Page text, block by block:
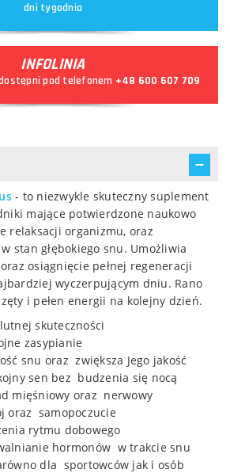
dni tygodnia
INFOLINIA
pod telefonem +48 600 607 709
- to niezwykle skuteczny suplement
mające potwierdzone naukowo
relaksacji organizmu, oraz
stan głębokiego snu. Umożliwia
osiągnięcie pełnej regeneracji
wyczerpującym dniu. Rano
i pełen energii na kolejny dzień.
skuteczności
zasypianie
snu oraz zwiększa Jego jakość
sen bez budzenia się nocą
mięśniowy oraz nerwowy
oraz samopoczucie
rytmu dobowego
hormonów w trakcie snu
dla sportowców jak i osób